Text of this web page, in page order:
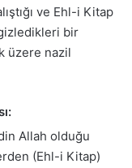
ve Ehl-i Kitap
bir
üzere nazil
Allah olduğu
(Ehl-i Kitap)